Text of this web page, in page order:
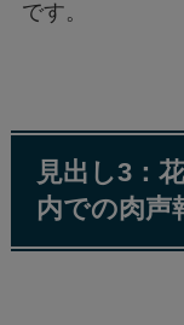
です。
見出し3：
内での肉声